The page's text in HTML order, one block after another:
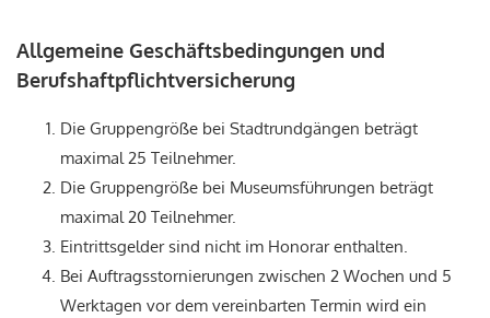
Allgemeine Geschäftsbedingungen und
Berufshaftpflichtversicherung
Die Gruppengröße bei Stadtrundgängen beträgt
maximal 25 Teilnehmer.
Die Gruppengröße bei Museumsführungen beträgt
maximal 20 Teilnehmer.
Eintrittsgelder sind nicht im Honorar enthalten.
Bei Auftragsstornierungen zwischen 2 Wochen und 5
Werktagen vor dem vereinbarten Termin wird ein